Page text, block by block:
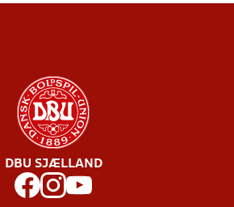
DBU SJÆLLAND